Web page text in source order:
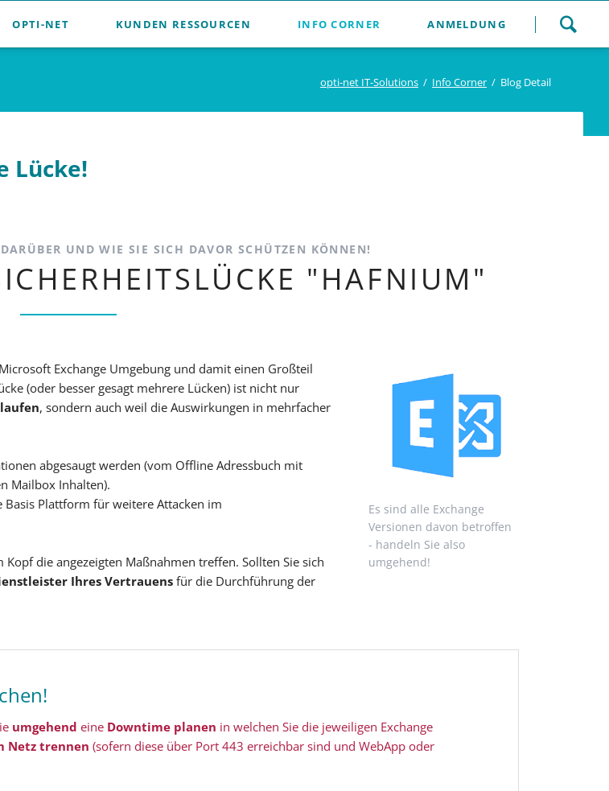
überspringen
OPTI-NET KUNDEN RESSOURCEN INFO CORNER ANMELDUNG
opti-net IT-Solutions Info Corner Blog Detail
Lücke!
UND WIE SIE SICH DAVOR SCHÜTZEN KÖNNEN!
"HAFNIUM"
Es sind alle Exchange
Versionen davon betroffen
- handeln Sie also
umgehend!
Exchange Umgebung und damit einen Großteil
(oder besser gesagt mehrere Lücken) ist nicht nur
, sondern auch weil die Auswirkungen in mehrfacher
abgesaugt werden (vom Offline Adressbuch mit
Mailbox Inhalten).
Plattform für weitere Attacken im
die angezeigten Maßnahmen treffen. Sollten Sie sich
Ihres Vertrauensfür die Durchführung der
umgehend eine Downtime planen in welchen Sie die jeweiligen Exchange
Netz trennen (sofern diese über Port 443 erreichbar sind und WebApp oder